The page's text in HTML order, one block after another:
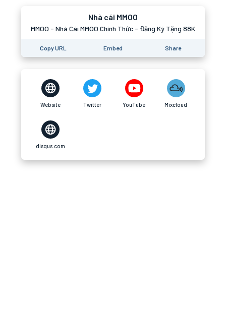
Nhà cái MMOO
MMOO - Nhà Cái MMOO Chính Thức - Đăng Ký Tặng 88K
Copy URL Embed Share
Website Twitter YouTube Mixcloud
disqus.com